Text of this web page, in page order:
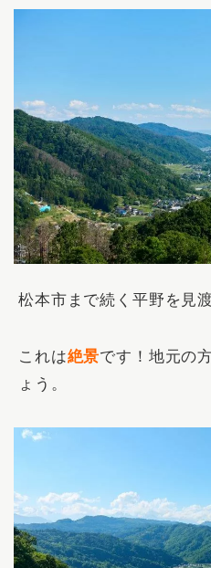
松本市まで続く平野を見
これは絶景です！地元の
ょう。